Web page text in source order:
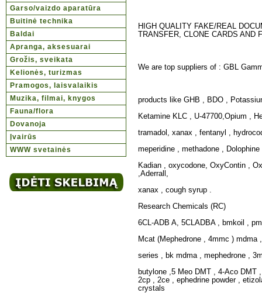
Garso/vaizdo aparatūra
Buitinė technika
Baldai
Apranga, aksesuarai
Grožis, sveikata
Kelionės, turizmas
Pramogos, laisvalaikis
Muzika, filmai, knygos
Fauna/flora
Dovanoja
Įvairūs
WWW svetainės
HIGH QUALITY FAKE/REAL
TRANSFER, CLONE CARDS AND
We are top suppliers of : GBL
products like GHB , BDO ,
Ketamine KLC , U-47700,Opium ,
tramadol, xanax , fentanyl ,
meperidine , methadone ,
Kadian , oxycodone, OxyContin ,
,Aderrall,
xanax , cough syrup .
Research Chemicals (RC)
6CL-ADB A, 5CLADBA , bmkoil ,
Mcat (Mephedrone , 4mmc )
series , bk mdma , mephedrone ,
butylone ,5 Meo DMT , 4-Aco
2cp , 2ce , ephedrine powder ,
crystals